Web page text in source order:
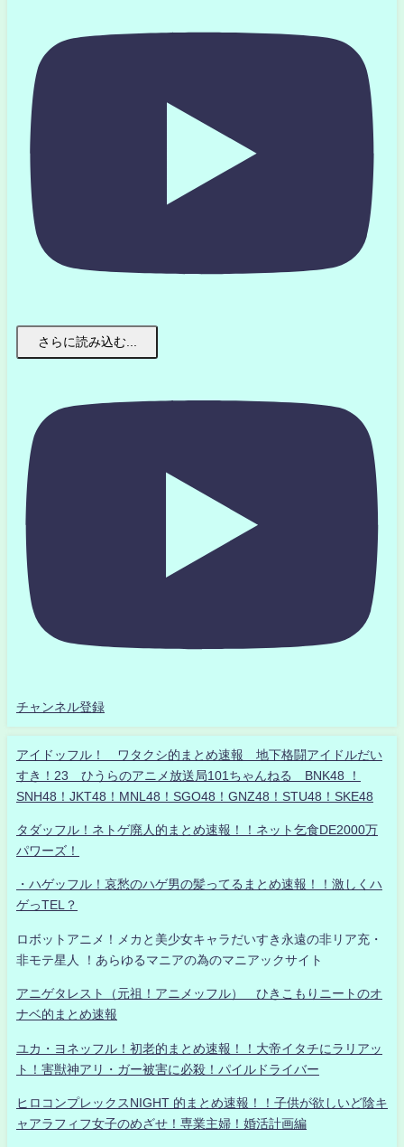
さらに読み込む...
チャンネル登録
アイドッフル！ ワタクシ的まとめ速報 地下格闘アイドルだい
すき！23 ひうらのアニメ放送局101ちゃんねる BNK48 ！
SNH48！JKT48！MNL48！SGO48！GNZ48！STU48！SKE48
タダッフル！ネトゲ廃人的まとめ速報！！ネット乞食DE2000万
パワーズ！
・ハゲッフル！哀愁のハゲ男の髪ってるまとめ速報！！激しくハ
ゲっTEL？
ロボットアニメ！メカと美少女キャラだいすき永遠の非リア充・
非モテ星人 ！あらゆるマニアの為のマニアックサイト
アニゲタレスト（元祖！アニメッフル） ひきこもりニートのオ
ナベ的まとめ速報
ユカ・ヨネッフル！初老的まとめ速報！！大帝イタチにラリアッ
ト！害獣神アリ・ガー被害に必殺！パイルドライバー
ヒロコンプレックスNIGHT 的まとめ速報！！子供が欲しいど陰キ
ャアラフィフ女子のめざせ！専業主婦！婚活計画編